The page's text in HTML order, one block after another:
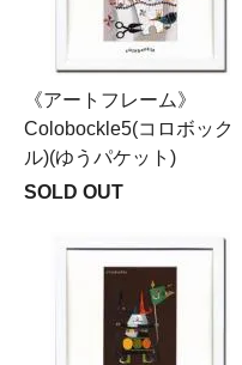
《アートフレーム》
Colobockle5(コロボック
ル)(ゆうパケット)
SOLD OUT